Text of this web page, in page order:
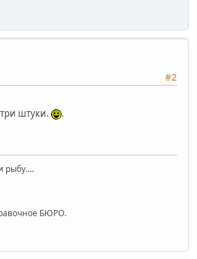
#2
штуки. .
рыбу....
БЮРО.